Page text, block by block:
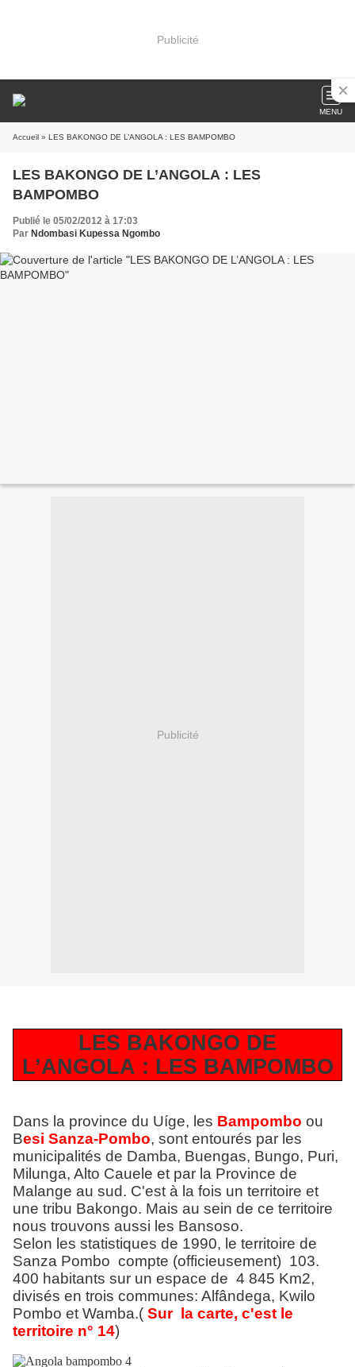
Publicité
MENU
Accueil » LES BAKONGO DE L’ANGOLA : LES BAMPOMBO
LES BAKONGO DE L’ANGOLA : LES
BAMPOMBO
Publié le 05/02/2012 à 17:03
Par Ndombasi Kupessa Ngombo
Publicité
LES BAKONGO DE
L’ANGOLA : LES BAMPOMBO
Dans la province du Uíge, les Bampombo ou
Besi Sanza-Pombo, sont entourés par les
municipalités de Damba, Buengas, Bungo, Puri,
Milunga, Alto Cauele et par la Province de
Malange au sud. C'est à la fois un territoire et
une tribu Bakongo. Mais au sein de ce territoire
nous trouvons aussi les Bansoso.
Selon les statistiques de 1990, le territoire de
Sanza Pombo compte (officieusement) 103.
400 habitants sur un espace de 4 845 Km2,
divisés en trois communes: Alfândega, Kwilo
Pombo et Wamba.( Sur la carte, c'est le
territoire n° 14)